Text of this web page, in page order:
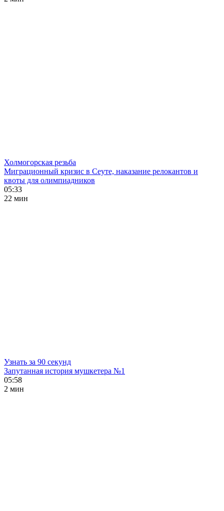
Холмогорская резьба
Миграционный кризис в Сеуте, наказание релокантов и
квоты для олимпиадников
05:33
22 мин
Узнать за 90 секунд
Запутанная история мушкетера №1
05:58
2 мин